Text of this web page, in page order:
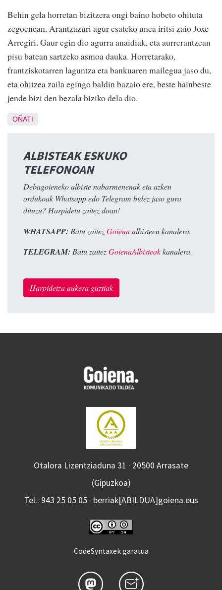
Behin gela horretan bizitzera ongi baino hobeto ohituta
zegoenean, Arantzazuri agur esateko unea iritsi zaio Joxe
Arregiri. Gaur egin dio agurra anaidiak, eta aurrerantzean
pisu batean sartzeko asmoa dauka. Horretarako,
frantziskotarren laguntza eta bankuaren mailegua jaso du,
eta ohitzea zaila egingo baldin bazaio ere, beste hainbeste
jende bizi den bezala biziko dela dio.
OÑATI
ALBISTEAK ESKUKO
TELEFONOAN
Debagoieneko albiste nabarmenenak eta azken
ordukoak Whatsapp edo Telegram bidez jaso gura
dituzu? Harpidetu zaitez doan!
WHATSAPP: Batu zaitezGoienaalbisteen kanalera.
TELEGRAM: Batu zaitezGoienaAlbisteakkanalera.
Harpidetza aukera guztiak
Otalora Lizentziaduna 31 · 20500 Arrasate
(Gipuzkoa)
Tel.: 943 25 05 05 · berriak[ABILDUA]goiena.eus
CodeSyntaxek garatua